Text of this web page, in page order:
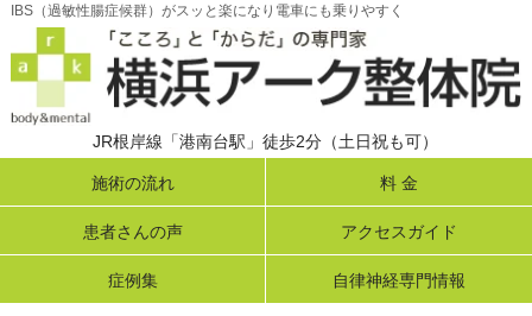
IBS（過敏性腸症候群）がスッと楽になり電車にも乗りやすく
JR根岸線「港南台駅」徒歩2分（土日祝も可）
施術の流れ 料 金
患者さんの声 アクセスガイド
症例集 自律神経専門情報